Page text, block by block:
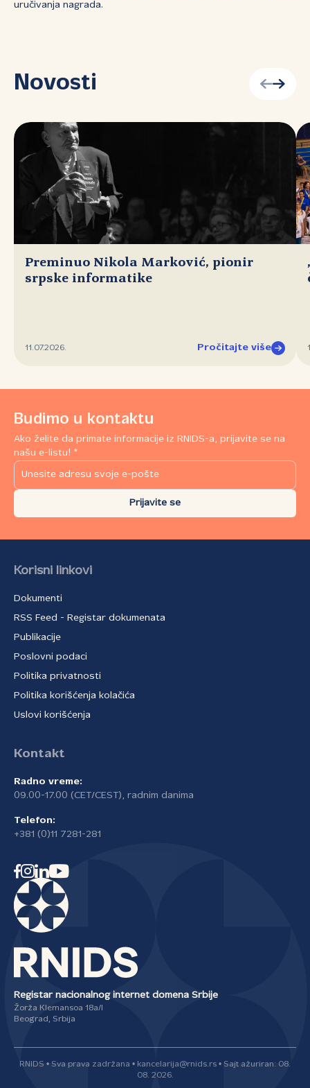
uručivanja nagrada.
Novosti
Preminuo Nikola Marković, pionir
srpske informatike
11.07.2026. Pročitajte više
Budimo u kontaktu
Ako želite da primate informacije iz RNIDS-a, prijavite se na
našu e-listu! *
Prijavite se
Korisni linkovi
Dokumenti
RSS Feed - Registar dokumenata
Publikacije
Poslovni podaci
Politika privatnosti
Politika korišćenja kolačića
Uslovi korišćenja
Kontakt
Radno vreme:
09.00-17.00 (CET/CEST), radnim danima
Telefon:
+381 (0)11 7281-281
Registar nacionalnog internet domena Srbije
Žorža Klemansoa 18a/I
Beograd, Srbija
RNIDS • Sva prava zadržana • kancelarija@rnids.rs • Sajt ažuriran: 08.
08. 2026.